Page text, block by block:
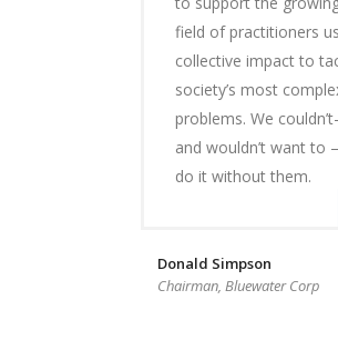
field of practitioners
collective impact to
society’s most
problems. We
and wouldn’t want to
do it without them.
Donald Simpson
Chairman, Bluewater Corp